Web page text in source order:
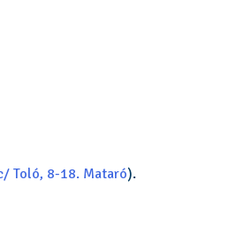
Toló, 8-18. Mataró).